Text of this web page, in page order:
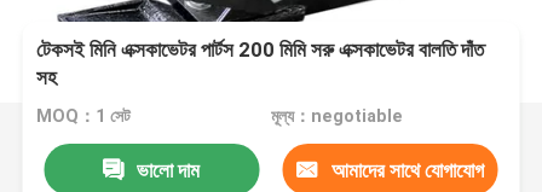
টেকসই মিনি এক্সকাভেটর পার্টস 200 মিমি সরু এক্সকাভেটর বালতি দাঁত
সহ
MOQ：1 সেট মূল্য：negotiable
ভালো দাম আমাদের সাথে যোগাযোগ